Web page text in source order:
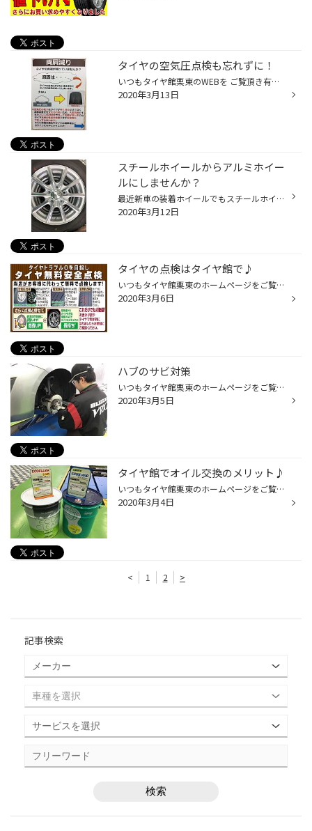
タイヤの空気圧点検も忘れずに！
いつもタイヤ館栗東のWEBを ご覧頂き有難う御座います！ みなさま、タイヤ履き替えのシーズンですが交換後 タイヤの空気圧は点検されましたか?? 夏タイヤの方も最近エアチェックされてますか？ ガソリンスタンドもセルフ化が進み チェックするのもディーラーの点検時や車検時のみと なかなかチェッ...
2020年3月13日
スチールホイールからアルミホイー
ルにしませんか？
最近新車の装着ホイールでもスチールホイールが 増えてきたな～と思うこの頃ですが 軽くて・サビにくいアルミホイールにしませんか？ スチールホイールは多くの車種にホイールカバーが付きますが いかにもプラスチックという感じがしてあんまり・・・・ （似合っている車種もありますが・・・） そ...
2020年3月12日
タイヤの点検はタイヤ館で♪
いつもタイヤ館栗東のホームページをご覧頂き有難うございます。 こんにちは〜カワシマです(^o^)/ 三月に入り暖かい日が増えてきましたね！ 暖かくなってきたとゆう事は...タイヤの履き替えの時期が来ました！ 皆様は今のタイヤの状況はご存知ですか？ もしかしたらタイヤの溝のが少ないとかヒビ割...
2020年3月6日
ハブのサビ対策
いつもタイヤ館栗東のホームページをご覧いただき ありがとうございます。 皆様、お車のハブ部のサビって気になりませんか？ ハブというのはお車からタイヤ外した時に見えるブレーキの真ん中で ↓の画像で工具当てている所です。 ご自身でタイヤ交換される方には解る所だと思います。 当店ではハブ部...
2020年3月5日
タイヤ館でオイル交換のメリット♪
いつもタイヤ館栗東のホームページをご覧頂き有難うございます。 こんにちは！タイヤ館栗東です イキナリですが皆さん、エンジンオイルの交換距離ダイジョーブですか？ タイヤ館でエンジンオイル交換をされると嬉しいメリットが たくさんあるのでご紹介します(´艸｀*) 1 0.1ℓ単位で量り売りができま...
2020年3月4日
< 1 2 >
記事検索